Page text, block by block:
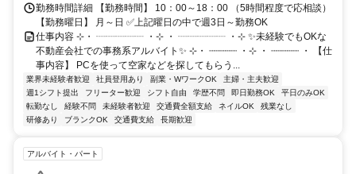
勤務時間詳細 【勤務時間】 10：00～18：00 （5時間程度で応相談）
【勤務曜日】 月～日 ✅上記曜日の中で週3日～勤務OK
仕事内容 ⊹・ ┈┈┈┈┈ ・⊹ ・ ┈┈┈┈┈ ・⊹ ✨未経験でもOKな
不動産会社での事務系アルバイト✨ ⊹・ ┈┈┈┈┈ ・⊹ ・ ┈┈┈┈┈ ・ 【仕
事内容】 PCを使って空家などを探してもらう...
業界未経験者歓迎 社員登用あり 副業・WワークOK
主婦・主夫歓迎
週1シフト提出
フリーター歓迎 シフト自由 学歴不問 即日勤務OK
平日のみOK
転勤なし
経験不問 未経験者歓迎 交通費全額支給 ネイルOK
残業なし
研修あり
ブランクOK 交通費支給 長期歓迎
アルバイト・パート